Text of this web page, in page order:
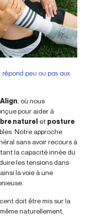
répond peu ou pas aux
, où nous
pour aider à
naturelet posture
Notre approche
sans avoir recours à
la capacité innée du
les tensions dans
la voie à une
doit être mis sur la
naturellement,